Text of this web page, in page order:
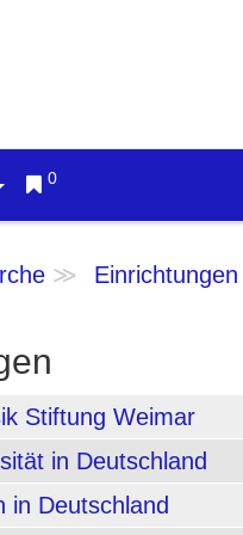
0
Einrichtungen
Stiftung Weimar
in Deutschland
in Deutschland